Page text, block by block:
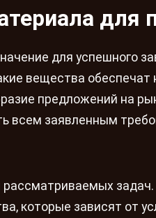
для
для успешного
вещества обеспечат
предложений на
всем заявленным
которые зависят от